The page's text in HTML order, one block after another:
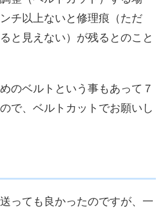
チ以上ないと修理痕（ただ
と見えない）が残るとのこと
のベルトという事もあって７
で、ベルトカットでお願いし
っても良かったのですが、一